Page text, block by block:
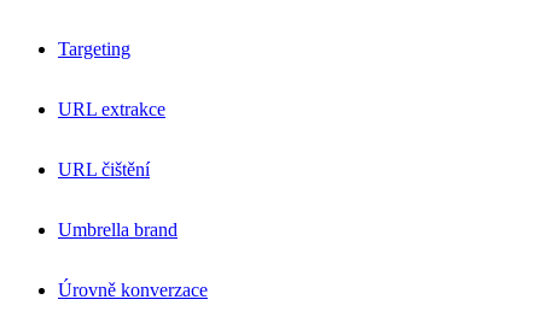
Targeting
URL extrakce
URL čištění
Umbrella brand
Úrovně konverzace